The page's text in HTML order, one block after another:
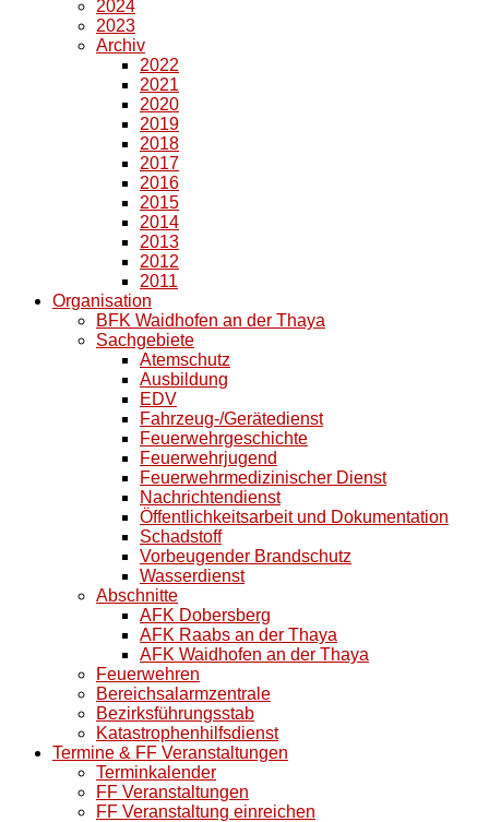
2024
2023
Archiv
2022
2021
2020
2019
2018
2017
2016
2015
2014
2013
2012
2011
Organisation
BFK Waidhofen an der Thaya
Sachgebiete
Atemschutz
Ausbildung
EDV
Fahrzeug-/Gerätedienst
Feuerwehrgeschichte
Feuerwehrjugend
Feuerwehrmedizinischer Dienst
Nachrichtendienst
Öffentlichkeitsarbeit und Dokumentation
Schadstoff
Vorbeugender Brandschutz
Wasserdienst
Abschnitte
AFK Dobersberg
AFK Raabs an der Thaya
AFK Waidhofen an der Thaya
Feuerwehren
Bereichsalarmzentrale
Bezirksführungsstab
Katastrophenhilfsdienst
Termine & FF Veranstaltungen
Terminkalender
FF Veranstaltungen
FF Veranstaltung einreichen